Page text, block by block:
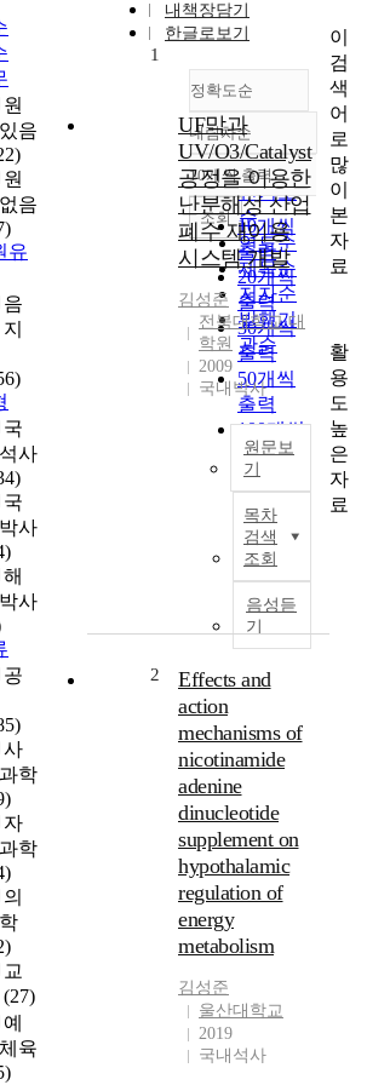
원
음
원
음
유
음
국
사
국
사
해
사
공
사
학
자
학
의
교
(27)
예
육
내책장담기
한글로보기
정확도순
정확도
순
인기도
순
연도순
제목순
저자순
발행기
관순
내림차순
내림차순
10개씩 출력
10개씩
출력
20개씩
출력
30개씩
출력
50개씩
출력
100개씩
출력
조회
1
UF막과
UV/O3/Catalyst
공정을 이용한
난분해성 산업
폐수 재이용
시스템 개발
김성준
전북대학교 대
학원
2009
국내박사
원문보
기
목차
검색
조회
음성듣
기
2
Effects and
action
mechanisms of
nicotinamide
adenine
dinucleotide
supplement on
hypothalamic
regulation of
energy
metabolism
김성준
울산대학교
2019
국내석사
이
검
색
어
로
많
이
본
자
료
활
용
도
높
은
자
료